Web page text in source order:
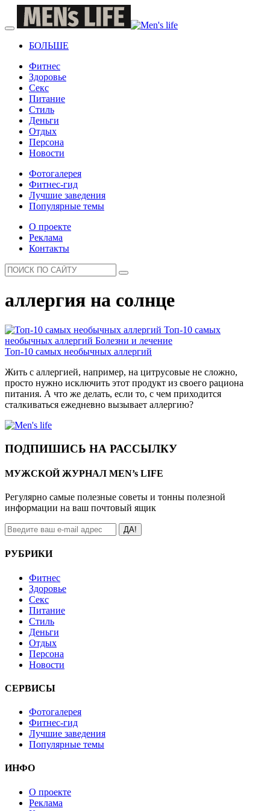
БОЛЬШЕ
Фитнес
Здоровье
Секс
Питание
Стиль
Деньги
Отдых
Персона
Новости
Фотогалерея
Фитнес-гид
Лучшие заведения
Популярные темы
О проекте
Реклама
Контакты
аллергия на солнце
Топ-10 самых
необычных аллергий Болезни и лечение
Топ-10 самых необычных аллергий
Жить с аллергией, например, на цитрусовые не сложно,
просто нужно исключить этот продукт из своего рациона
питания. А что же делать, если то, с чем приходится
сталкиваться ежедневно вызывает аллергию?
ПОДПИШИСЬ НА РАССЫЛКУ
МУЖСКОЙ ЖУРНАЛ MEN’s LIFE
Регулярно самые полезные советы и тонны полезной
информации на ваш почтовый ящик
ДА!
РУБРИКИ
Фитнес
Здоровье
Секс
Питание
Стиль
Деньги
Отдых
Персона
Новости
СЕРВИСЫ
Фотогалерея
Фитнес-гид
Лучшие заведения
Популярные темы
ИНФО
О проекте
Реклама